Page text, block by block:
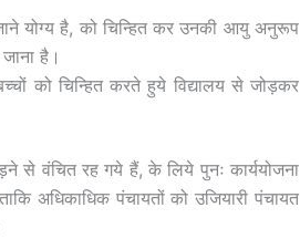
योग्य है, को चिन्हित कर उनकी आयु अनुरूप
है।
को चिन्हित करते हुये विद्यालय से जोड़कर
से वंचित रह गये हैं, के लिये पुनः कार्ययोजना
अधिकाधिक पंचायतों को उजियारी पंचायत